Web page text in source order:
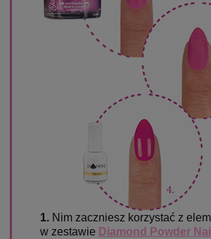
1. Nim zaczniesz korzystać z
w zestawie Diamond Powder